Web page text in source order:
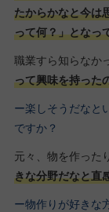
たからかなと今は
って何？」となっ
職業すら知らなか
って興味を持った
ー楽しそうだなと
ですか？
元々、物を作った
きな分野だなと直
ー物作りが好きな